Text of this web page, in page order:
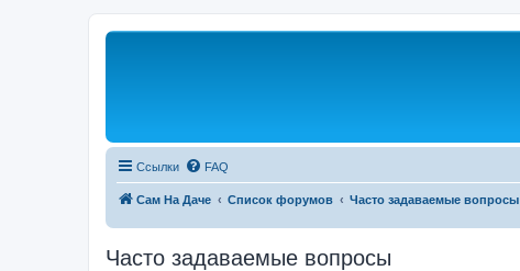
Ссылки FAQ
Сам На Даче Список форумов Часто задаваемые вопросы
Часто задаваемые вопросы